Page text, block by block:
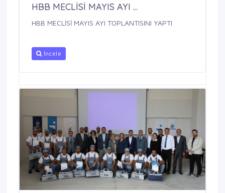
HBB MECLİSİ MAYIS AYI ...
HBB MECLİSİ MAYIS AYI TOPLANTISINI YAPTI
İncele